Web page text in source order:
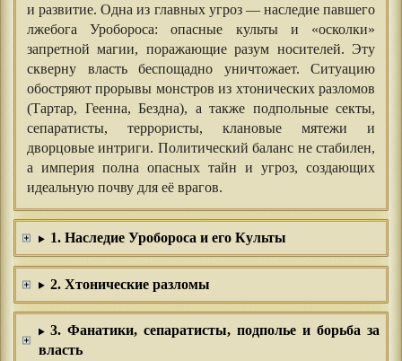
и развитие. Одна из главных угроз — наследие павшего
лжебога Уробороса: опасные культы и «осколки»
запретной магии, поражающие разум носителей. Эту
скверну власть беспощадно уничтожает. Ситуацию
обостряют прорывы монстров из хтонических разломов
(Тартар, Геенна, Бездна), а также подпольные секты,
сепаратисты, террористы, клановые мятежи и
дворцовые интриги. Политический баланс не стабилен,
а империя полна опасных тайн и угроз, создающих
идеальную почву для её врагов.
1. Наследие Уробороса и его Культы
2. Хтонические разломы
3. Фанатики, сепаратисты, подполье и борьба за
власть